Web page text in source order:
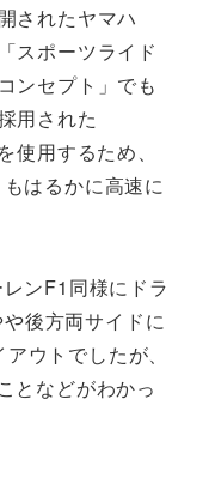
開されたヤマハ
「スポーツライド
コンセプト」でも
用された
使用するため、
はるかに高速に
ンF1同様にドラ
後方両サイドに
ウトでしたが、
となどがわかっ